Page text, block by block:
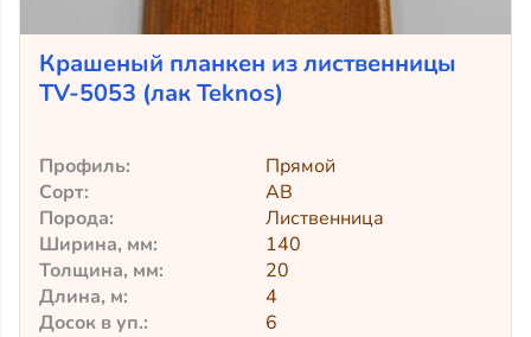
Крашеный планкен из лиственницы
TV-5053 (лак Teknos)
Профиль:
Прямой
Сорт:
АВ
Порода:
Лиственница
Ширина, мм:
140
Толщина, мм:
20
Длина, м:
4
Досок в уп.:
6